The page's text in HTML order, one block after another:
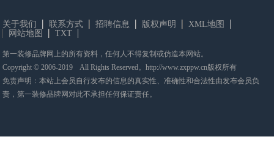
关于我们 联系方式 招聘信息 版权声明
XML地图
网站地图
TXT
第一装修品牌网上的所有资料，任何人不得复制或仿造本网站。
Copyright © 2006-2019 All Rights Reserved。http://www.zxppw.cn版权所有
免责声明：本站上会员自行发布的信息的真实性、准确性和合法性由发布会员负
责，第一装修品牌网对此不承担任何保证责任。